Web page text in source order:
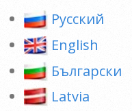
Pусский
English
Български
Latvia